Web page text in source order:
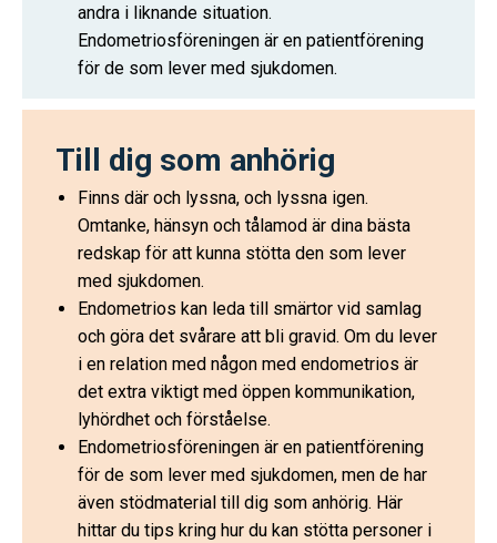
andra i liknande situation.
Endometriosföreningen är en patientförening
för de som lever med sjukdomen.
Till dig som anhörig
Finns där och lyssna, och lyssna igen.
Omtanke, hänsyn och tålamod är dina bästa
redskap för att kunna stötta den som lever
med sjukdomen.
Endometrios kan leda till smärtor vid samlag
och göra det svårare att bli gravid. Om du lever
i en relation med någon med endometrios är
det extra viktigt med öppen kommunikation,
lyhördhet och förståelse.
Endometriosföreningen är en patientförening
för de som lever med sjukdomen, men de har
även stödmaterial till dig som anhörig. Här
hittar du tips kring hur du kan stötta personer i